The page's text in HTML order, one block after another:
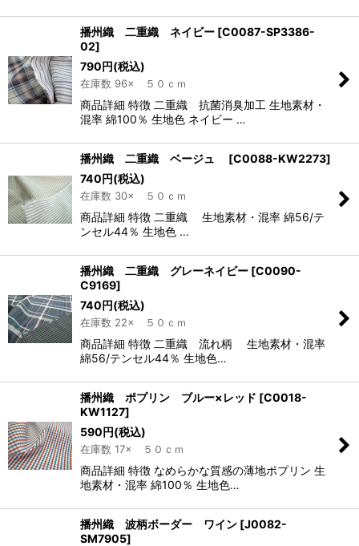
播州織 二重織 ネイビー [C0087-SP3386-
02]
790円(税込)
在庫数 96× ５０ｃｍ
商品詳細 特徴 二重織 抗菌消臭加工 生地素材・
混率 綿100％ 生地色 ネイビー …
播州織 二重織 ベージュ [C0088-KW2273]
740円(税込)
在庫数 30× ５０ｃｍ
商品詳細 特徴 二重織 生地素材・混率 綿56/テ
ンセル44％ 生地色 …
播州織 二重織 グレーネイビー [C0090-
C9169]
740円(税込)
在庫数 22× ５０ｃｍ
商品詳細 特徴 二重織 流れ柄 生地素材・混率
綿56/テンセル44％ 生地色…
播州織 ポプリン ブルー×レッド [C0018-
KW1127]
590円(税込)
在庫数 17× ５０ｃｍ
商品詳細 特徴 なめらかな質感の薄地ポプリン 生
地素材・混率 綿100％ 生地色…
播州織 波柄ボーダー ワイン [J0082-
SM7905]